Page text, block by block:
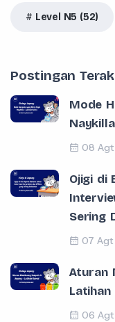
Level N5 (52)
Postingan
Mode
08 Agt
Ojigi di
Sering
07 Agt
Aturan
Latihan
06 Agt